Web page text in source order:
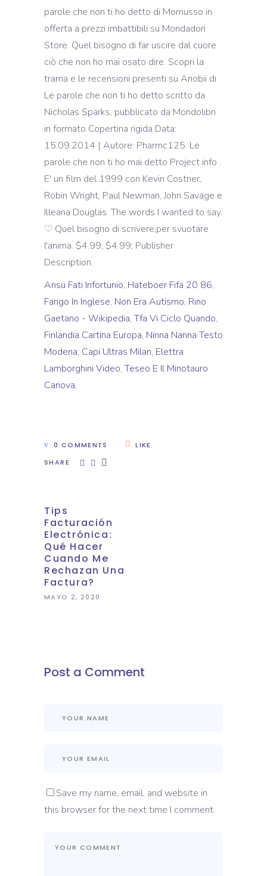
parole che non ti ho detto di Momusso in
offerta a prezzi imbattibili su Mondadori
Store. Quel bisogno di far uscire dal cuore
ciò che non ho mai osato dire. Scopri la
trama e le recensioni presenti su Anobii di
Le parole che non ti ho detto scritto da
Nicholas Sparks, pubblicato da Mondolibri
in formato Copertina rigida Data:
15.09.2014 | Autore: Pharmc125. Le
parole che non ti ho mai detto Project info .
E' un film del 1999 con Kevin Costner,
Robin Wright, Paul Newman, John Savage e
Illeana Douglas. The words I wanted to say.
♡ Quel bisogno di scrivere,per svuotare
l'anima. $4.99; $4.99; Publisher
Description.
Ansu Fati Infortunio, Hateboer Fifa 20 86,
Fango In Inglese, Non Era Autismo, Rino
Gaetano - Wikipedia,Tfa Vi Ciclo Quando,
Finlandia Cartina Europa, Ninna Nanna Testo
Modena, Capi Ultras Milan, Elettra
Lamborghini Video,Teseo E Il Minotauro
Canova,
0 COMMENTS
LIKE
SHARE
Tips
Facturación
Electrónica:
Qué Hacer
Cuando Me
Rechazan Una
Factura?
MAYO 2, 2020
Post a Comment
Save my name, email, and website in
this browser for the next time I comment.